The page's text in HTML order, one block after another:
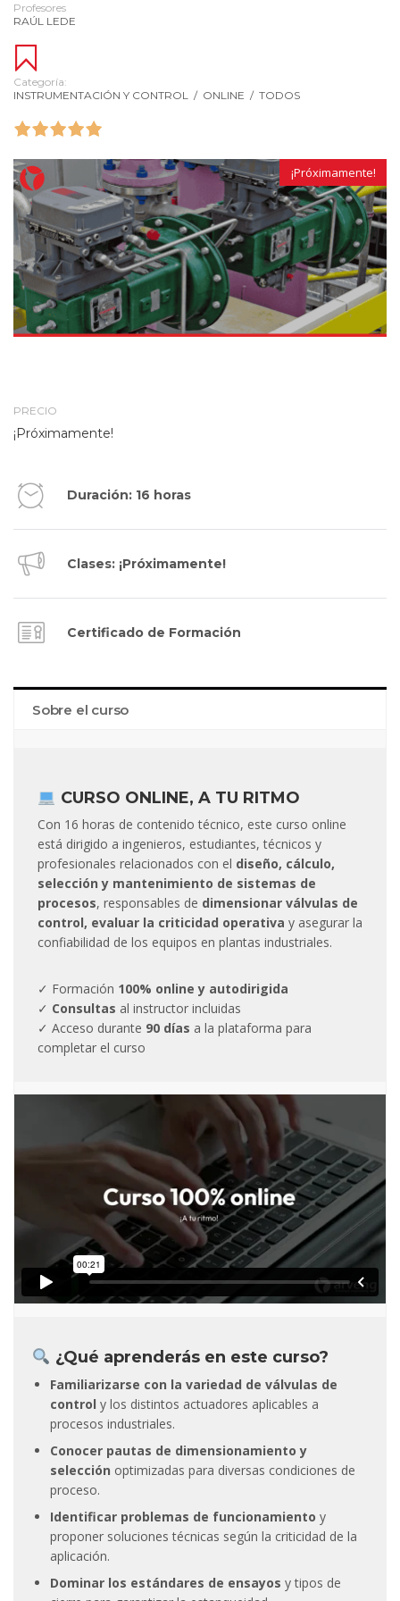
Profesores
RAÚL LEDE
Categoría:
INSTRUMENTACIÓN Y CONTROL / ONLINE / TODOS
¡Próximamente!
PRECIO
¡Próximamente!
Duración: 16 horas
Clases: ¡Próximamente!
Certificado de Formación
Sobre el curso
CURSO ONLINE, A TU RITMO
Con 16 horas de contenido técnico, este curso online
está dirigido a ingenieros, estudiantes, técnicos y
profesionales relacionados con el diseño, cálculo,
selección y mantenimiento de sistemas de
procesos, responsables de dimensionar válvulas de
control, evaluar la criticidad operativa y asegurar la
confiabilidad de los equipos en plantas industriales.
✓ Formación 100% online y autodirigida
✓ Consultas al instructor incluidas
✓ Acceso durante 90 días a la plataforma para
completar el curso
¿Qué aprenderás en este curso?
Familiarizarse con la variedad de válvulas de
control y los distintos actuadores aplicables a
procesos industriales.
Conocer pautas de dimensionamiento y
selección optimizadas para diversas condiciones de
proceso.
Identificar problemas de funcionamiento y
proponer soluciones técnicas según la criticidad de la
aplicación.
Dominar los estándares de ensayos y tipos de